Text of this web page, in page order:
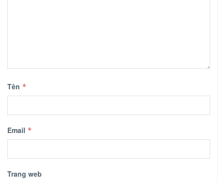
Tên *
Email *
Trang web